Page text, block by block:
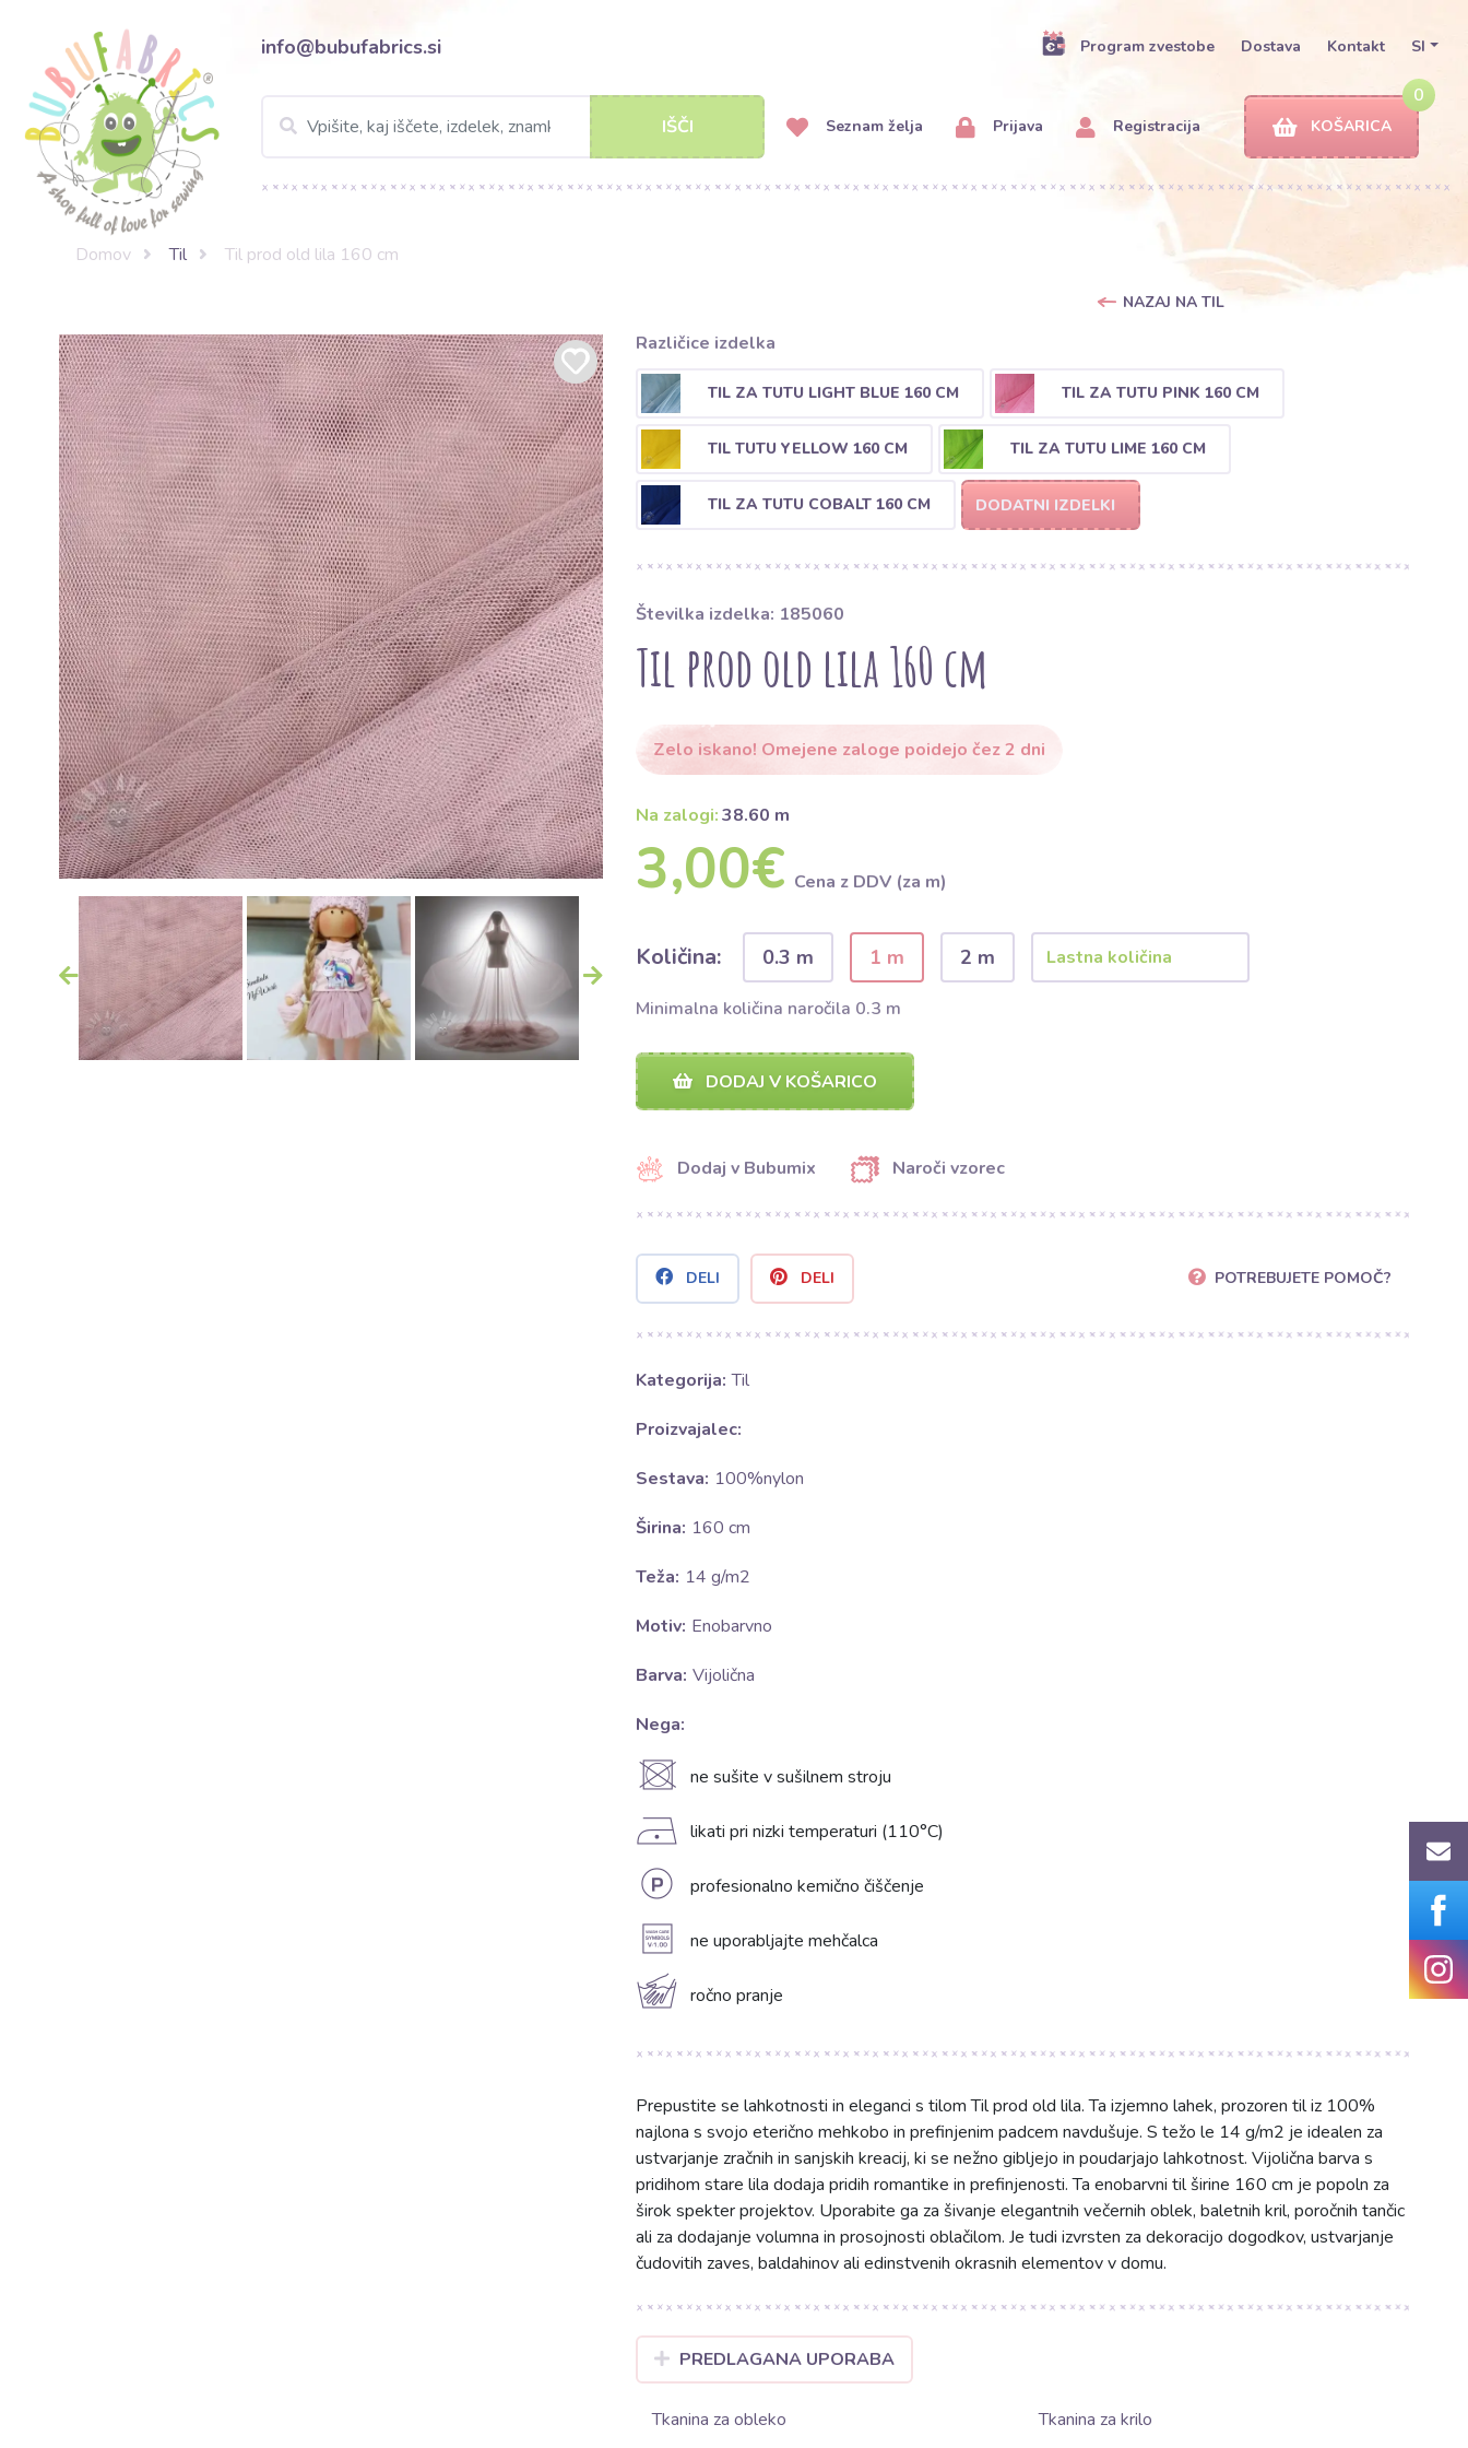
info@bubufabrics.si Program zvestobe Dostava Kontakt SI
IŠČI Seznam želja Prijava Registracija
0
KOŠARICA
Domov Til Til prod old lila 160 cm
NAZAJ NA TIL
Različice izdelka
TIL ZA TUTU LIGHT BLUE 160 CM TIL ZA TUTU PINK 160 CM
TIL TUTU YELLOW 160 CM TIL ZA TUTU LIME 160 CM
TIL ZA TUTU COBALT 160 CM DODATNI IZDELKI
Številka izdelka: 185060
Til prod old lila 160 cm
Zelo iskano! Omejene zaloge poidejo čez 2 dni
Na zalogi:38.60 m
3,00€ Cena z DDV (za m)
Količina: 0.3 m 1 m 2 m
Minimalna količina naročila 0.3 m
DODAJ V KOŠARICO
Dodaj v Bubumix Naroči vzorec
DELI DELI POTREBUJETE POMOČ?
Kategorija: Til
Proizvajalec:
Sestava: 100%nylon
Širina: 160 cm
Teža: 14 g/m2
Motiv: Enobarvno
Barva: Vijolična
Nega:
U ne sušite v sušilnem stroju
D likati pri nizki temperaturi (110°C)
L profesionalno kemično čiščenje
A ne uporabljajte mehčalca
c ročno pranje
Prepustite se lahkotnosti in eleganci s tilom Til prod old lila. Ta izjemno lahek, prozoren til iz 100%
najlona s svojo eterično mehkobo in prefinjenim padcem navdušuje. S težo le 14 g/m2 je idealen za
ustvarjanje zračnih in sanjskih kreacij, ki se nežno gibljejo in poudarjajo lahkotnost. Vijolična barva s
pridihom stare lila dodaja pridih romantike in prefinjenosti. Ta enobarvni til širine 160 cm je popoln za
širok spekter projektov. Uporabite ga za šivanje elegantnih večernih oblek, baletnih kril, poročnih tančic
ali za dodajanje volumna in prosojnosti oblačilom. Je tudi izvrsten za dekoracijo dogodkov, ustvarjanje
čudovitih zaves, baldahinov ali edinstvenih okrasnih elementov v domu.
PREDLAGANA UPORABA
Tkanina za obleko
Tkanina za krilo